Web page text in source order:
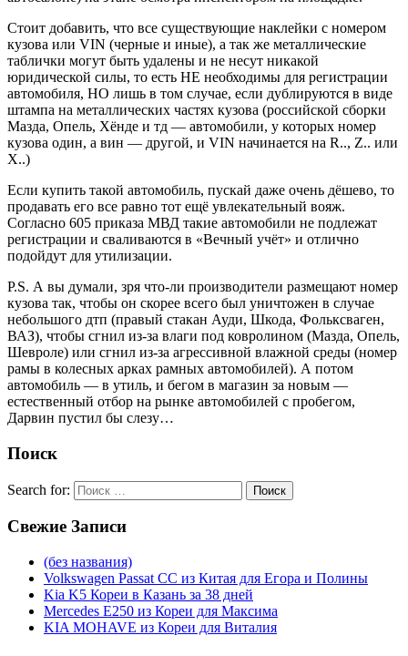
Стоит добавить, что все существующие наклейки с номером
кузова или VIN (черные и иные), а так же металлические
таблички могут быть удалены и не несут никакой
юридической силы, то есть НЕ необходимы для регистрации
автомобиля, НО лишь в том случае, если дублируются в виде
штампа на металлических частях кузова (российской сборки
Мазда, Опель, Хёнде и тд — автомобили, у которых номер
кузова один, а вин — другой, и VIN начинается на R.., Z.. или
Х..)
Если купить такой автомобиль, пускай даже очень дёшево, то
продавать его все равно тот ещё увлекательный вояж.
Согласно 605 приказа МВД такие автомобили не подлежат
регистрации и сваливаются в «Вечный учёт» и отлично
подойдут для утилизации.
P.S. А вы думали, зря что-ли производители размещают номер
кузова так, чтобы он скорее всего был уничтожен в случае
небольшого дтп (правый стакан Ауди, Шкода, Фольксваген,
ВАЗ), чтобы сгнил из-за влаги под ковролином (Мазда, Опель,
Шевроле) или сгнил из-за агрессивной влажной среды (номер
рамы в колесных арках рамных автомобилей). А потом
автомобиль — в утиль, и бегом в магазин за новым —
естественный отбор на рынке автомобилей с пробегом,
Дарвин пустил бы слезу…
Поиск
Search for: Поиск
Свежие Записи
(без названия)
Volkswagen Passat CC из Китая для Егора и Полины
Kia K5 Кореи в Казань за 38 дней
Mercedes E250 из Кореи для Максима
KIA MOHAVE из Кореи для Виталия